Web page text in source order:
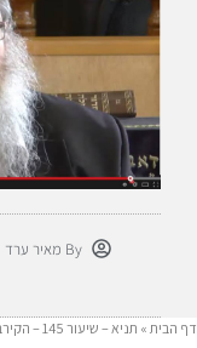
By מאיר ערד
דף הבית » תניא – שיעור 145 – הקירבה המיוחדת לישראל